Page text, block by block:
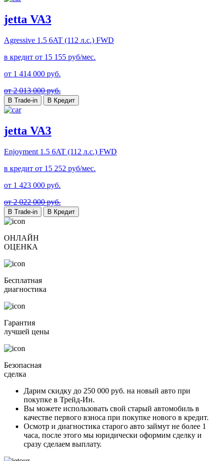
jetta VA3
Agressive 1.5 6AT (112 л.с.) FWD
в кредит от 15 155 руб/мес.
от 1 414 000 руб.
от 2 013 000 руб.
В Trade-in В Кредит
jetta VA3
Enjoyment 1.5 6AT (112 л.с.) FWD
в кредит от 15 252 руб/мес.
от 1 423 000 руб.
от 2 022 000 руб.
В Trade-in В Кредит
ОНЛАЙН
ОЦЕНКА
Бесплатная
диагностика
Гарантия
лучшей цены
Безопасная
сделка
Дарим скидку до 250 000 руб. на новый авто при
покупке в Трейд-Ин.
Вы можете использовать свой старый автомобиль в
качестве первого взноса при покупке нового в кредит.
Осмотр и диагностика старого авто займут не более 1
часа, после этого мы юридически оформим сделку и
сразу сделаем выплату.